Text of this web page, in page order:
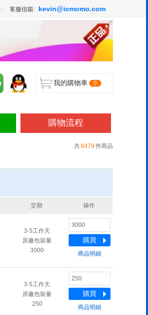
客服信箱: kevin@icmomo.com
我的購物車 0
購物流程
共8479件商品
交期 操作
3-5工作天
原廠包裝量
3000
購買
商品明細
3-5工作天
原廠包裝量
250
購買
商品明細